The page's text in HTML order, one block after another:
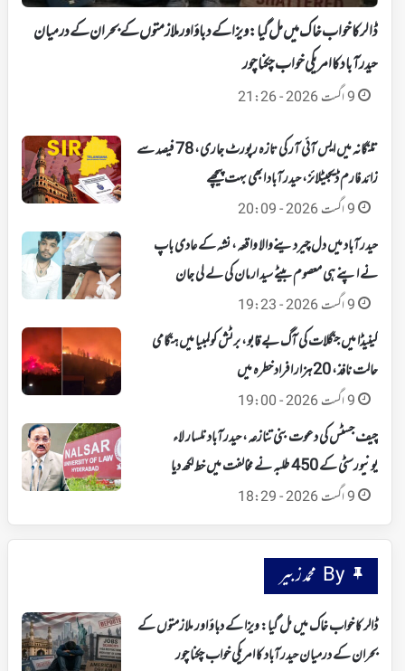
ڈالر کا خواب خاک میں مل گیا: ویزا کے دباؤ اور ملازمتوں کے بحران کے درمیان
حیدرآباد کا امریکی خواب چکنا چور
9 اگست 2026 - 21:26
تلنگانہ میں ایس آئی آر کی تازہ رپورٹ جاری، 78 فیصد سے
زائد فارم ڈیجیٹلائز، حیدرآباد ابھی بہت پیچھے
9 اگست 2026 - 20:09
حیدرآباد میں دل چیردینےوالا واقعہ، نشہ کے عادی باپ
نے اپنے ہی معصوم بیٹے سید ارمان کی لے لی جان
9 اگست 2026 - 19:23
کینیڈا میں جنگلات کی آگ بے قابو، برٹش کولمبیا میں ہنگامی
حالت نافذ، 20 ہزار افراد خطرہ میں
9 اگست 2026 - 19:00
چیف جسٹس کی دعوت بنی تنازعہ، حیدرآباد نلسار لاء
یونیورسٹی کے 450 طلبہ نے مخالفت میں خط لکھ دیا
9 اگست 2026 - 18:29
By محمد زبیر
ڈالر کا خواب خاک میں مل گیا: ویزا کے دباؤ اور ملازمتوں کے
بحران کے درمیان حیدرآباد کا امریکی خواب چکنا چور